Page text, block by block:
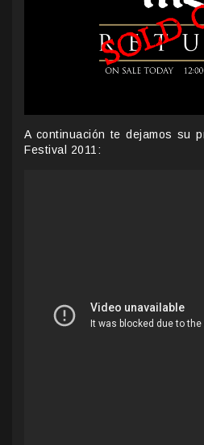
A continuación te dejamos su
Festival 2011: